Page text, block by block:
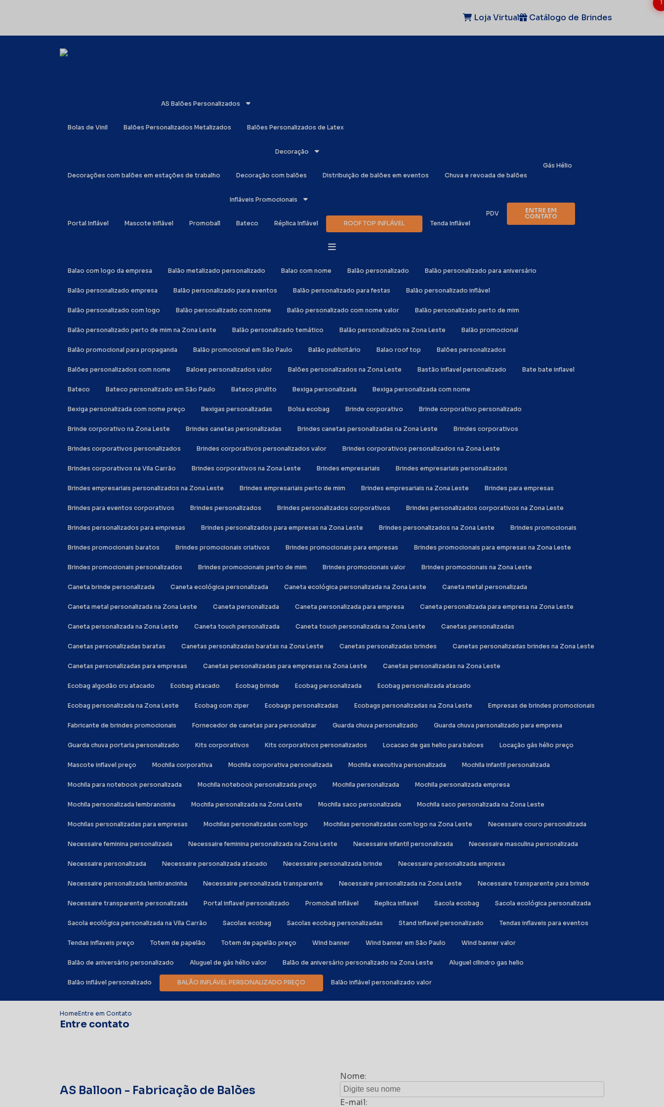
Loja Virtual Catálogo de Brindes
Infláveis Promocionais
Bateco
Mascote Inflável
Portal Inflável Promoball Réplica Inflável ROOF TOP INFLÁVEL Tenda Inflável
Decoração
Chuva e revoada de balões
Decoração com balões
Decorações com balões em estações de trabalho Distribuição de balões em eventos
AS Balões Personalizados
Balões Personalizados de Latex
Balões Personalizados Metalizados
Bolas de Vinil
Gás Hélio
PDV
ENTRE EM
CONTATO
Aluguel cilindro gas helio
Aluguel de gás hélio valor
Balão de aniversário personalizado Balão de aniversário personalizado na Zona Leste
Balão inflável personalizado BALÃO INFLÁVEL PERSONALIZADO PREÇO Balão inflável personalizado valor
Balao com logo da empresa Balão metalizado personalizado Balao com nome Balão personalizado Balão personalizado para aniversário
Balão personalizado empresa Balão personalizado para eventos Balão personalizado para festas Balão personalizado inflável
Balão personalizado com logo Balão personalizado com nome Balão personalizado com nome valor Balão personalizado perto de mim
Balão personalizado perto de mim na Zona Leste Balão personalizado temático Balão personalizado na Zona Leste Balão promocional
Balão promocional para propaganda Balão promocional em São Paulo Balão publicitário Balao roof top Balões personalizados
Balões personalizados com nome Baloes personalizados valor Balões personalizados na Zona Leste Bastão inflavel personalizado Bate bate inflavel
Bateco Bateco personalizado em São Paulo Bateco pirulito Bexiga personalizada Bexiga personalizada com nome
Bexiga personalizada com nome preço Bexigas personalizadas Bolsa ecobag Brinde corporativo Brinde corporativo personalizado
Brinde corporativo na Zona Leste Brindes canetas personalizadas Brindes canetas personalizadas na Zona Leste Brindes corporativos
Brindes corporativos personalizados Brindes corporativos personalizados valor Brindes corporativos personalizados na Zona Leste
Brindes corporativos na Vila Carrão Brindes corporativos na Zona Leste Brindes empresariais Brindes empresariais personalizados
Brindes empresariais personalizados na Zona Leste Brindes empresariais perto de mim Brindes empresariais na Zona Leste Brindes para empresas
Brindes para eventos corporativos Brindes personalizados Brindes personalizados corporativos Brindes personalizados corporativos na Zona Leste
Brindes personalizados para empresas Brindes personalizados para empresas na Zona Leste Brindes personalizados na Zona Leste Brindes promocionais
Brindes promocionais baratos Brindes promocionais criativos Brindes promocionais para empresas Brindes promocionais para empresas na Zona Leste
Brindes promocionais personalizados Brindes promocionais perto de mim Brindes promocionais valor Brindes promocionais na Zona Leste
Caneta brinde personalizada Caneta ecológica personalizada Caneta ecológica personalizada na Zona Leste Caneta metal personalizada
Caneta metal personalizada na Zona Leste Caneta personalizada Caneta personalizada para empresa Caneta personalizada para empresa na Zona Leste
Caneta personalizada na Zona Leste Caneta touch personalizada Caneta touch personalizada na Zona Leste Canetas personalizadas
Canetas personalizadas baratas Canetas personalizadas baratas na Zona Leste Canetas personalizadas brindes Canetas personalizadas brindes na Zona Leste
Canetas personalizadas para empresas Canetas personalizadas para empresas na Zona Leste Canetas personalizadas na Zona Leste
Ecobag algodão cru atacado Ecobag atacado Ecobag brinde Ecobag personalizada Ecobag personalizada atacado
Ecobag personalizada na Zona Leste Ecobag com ziper Ecobags personalizadas Ecobags personalizadas na Zona Leste Empresas de brindes promocionais
Fabricante de brindes promocionais Fornecedor de canetas para personalizar Guarda chuva personalizado Guarda chuva personalizado para empresa
Guarda chuva portaria personalizado Kits corporativos Kits corporativos personalizados Locacao de gas helio para baloes Locação gás hélio preço
Mascote inflavel preço Mochila corporativa Mochila corporativa personalizada Mochila executiva personalizada Mochila infantil personalizada
Mochila para notebook personalizada Mochila notebook personalizada preço Mochila personalizada Mochila personalizada empresa
Mochila personalizada lembrancinha Mochila personalizada na Zona Leste Mochila saco personalizada Mochila saco personalizada na Zona Leste
Mochilas personalizadas para empresas Mochilas personalizadas com logo Mochilas personalizadas com logo na Zona Leste Necessaire couro personalizada
Necessaire feminina personalizada Necessaire feminina personalizada na Zona Leste Necessaire infantil personalizada Necessaire masculina personalizada
Necessaire personalizada Necessaire personalizada atacado Necessaire personalizada brinde Necessaire personalizada empresa
Necessaire personalizada lembrancinha Necessaire personalizada transparente Necessaire personalizada na Zona Leste Necessaire transparente para brinde
Necessaire transparente personalizada Portal inflavel personalizado Promoball inflável Replica inflavel Sacola ecobag Sacola ecológica personalizada
Sacola ecológica personalizada na Vila Carrão Sacolas ecobag Sacolas ecobag personalizadas Stand inflavel personalizado Tendas inflaveis para eventos
Tendas inflaveis preço Totem de papelão Totem de papelão preço Wind banner Wind banner em São Paulo Wind banner valor
HomeEntre em Contato
Entre contato
AS Balloon - Fabricação de Balões
Nome:
E-mail:
1